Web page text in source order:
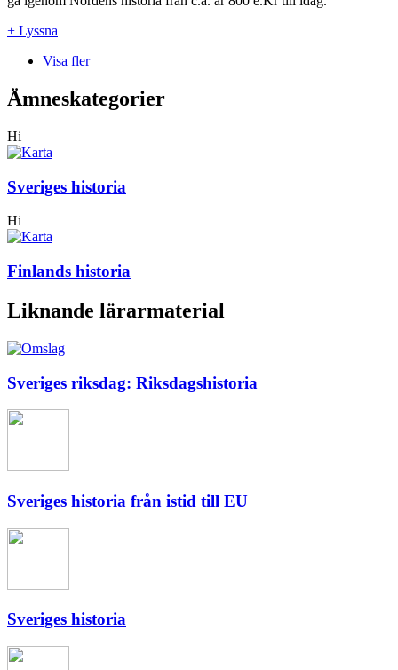
+ Lyssna
Visa fler
Ämneskategorier
Hi
Sveriges historia
Hi
Finlands historia
Liknande lärarmaterial
Sveriges riksdag: Riksdagshistoria
Sveriges historia från istid till EU
Sveriges historia